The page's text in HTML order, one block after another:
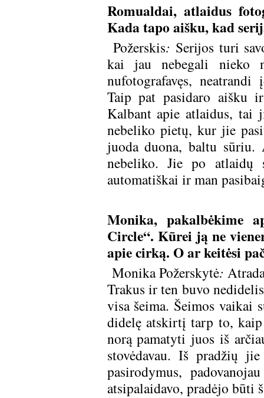
Romualdai, atlaidus
Kada tapo aišku, kad
Požerskis: Serijos turi
kai jau nebegali nieko
nufotografavęs,
Taip pat pasidaro aišku
Kalbant apie atlaidus, tai
nebeliko pietų, kur jie
juoda duona, baltu
nebeliko. Jie po atlaidų
automatiškai ir man
Monika, pakalbėkime
Circle“. Kūrei ją ne
apie cirką. O ar keitėsi
Monika Požerskytė:
Trakus ir ten buvo
visa šeima. Šeimos vaikai
didelę atskirtį tarp to,
norą pamatyti juos iš
stovėdavau. Iš pradžių
pasirodymus,
atsipalaidavo, pradėjo būti